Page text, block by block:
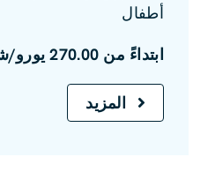
أطفال
ابتداءً من 270.00 يورو/شهرياً*
المزيد